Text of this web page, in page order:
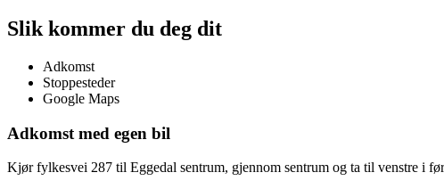
Slik kommer du deg dit
Adkomst
Stoppesteder
Google Maps
Adkomst med egen bil
Kjør fylkesvei 287 til Eggedal sentrum, gjennom sentrum og ta til venstre i